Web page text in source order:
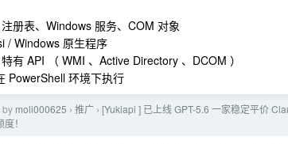
册表、Windows 服务、COM 对象
/ Windows 原生程序
有 API （ WMI 、Active Directory 、DCOM ）
PowerShell 环境下执行
by moli000625 › 推广 › [Yukiapi ] 已上线 GPT-5.6 一家稳定平价
！